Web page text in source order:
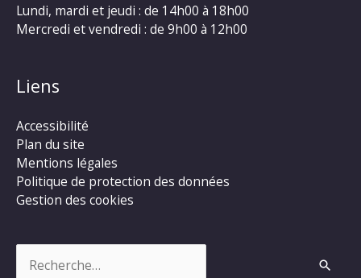
Lundi, mardi et jeudi : de 14h00 à 18h00
Mercredi et vendredi : de 9h00 à 12h00
Liens
Accessibilité
Plan du site
Mentions légales
Politique de protection des données
Gestion des cookies